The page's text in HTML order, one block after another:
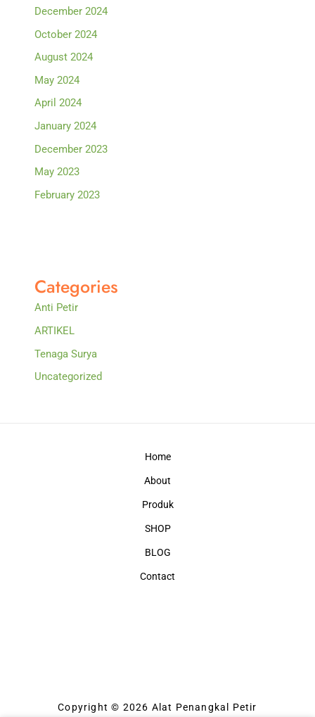
December 2024
October 2024
August 2024
May 2024
April 2024
January 2024
December 2023
May 2023
February 2023
Categories
Anti Petir
ARTIKEL
Tenaga Surya
Uncategorized
Home
About
Produk
SHOP
BLOG
Contact
Copyright © 2026 Alat Penangkal Petir